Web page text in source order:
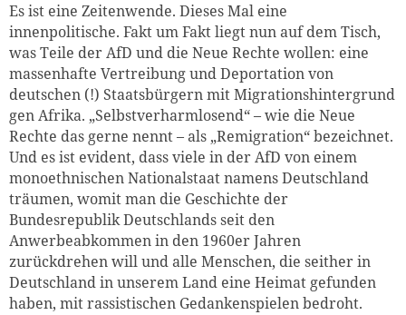
Es ist eine Zeitenwende. Dieses Mal eine
innenpolitische. Fakt um Fakt liegt nun auf dem Tisch,
was Teile der AfD und die Neue Rechte wollen: eine
massenhafte Vertreibung und Deportation von
deutschen (!) Staatsbürgern mit Migrationshintergrund
gen Afrika. „Selbstverharmlosend“ – wie die Neue
Rechte das gerne nennt – als „Remigration“ bezeichnet.
Und es ist evident, dass viele in der AfD von einem
monoethnischen Nationalstaat namens Deutschland
träumen, womit man die Geschichte der
Bundesrepublik Deutschlands seit den
Anwerbeabkommen in den 1960er Jahren
zurückdrehen will und alle Menschen, die seither in
Deutschland in unserem Land eine Heimat gefunden
haben, mit rassistischen Gedankenspielen bedroht.